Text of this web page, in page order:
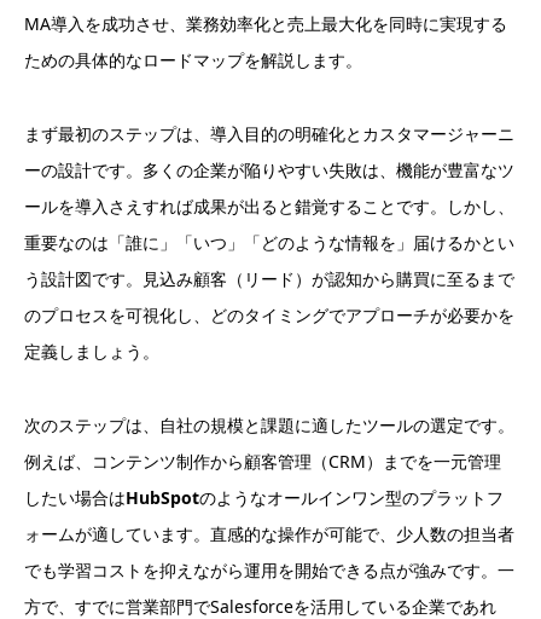
MA導入を成功させ、業務効率化と売上最大化を同時に実現する
ための具体的なロードマップを解説します。
まず最初のステップは、導入目的の明確化とカスタマージャーニ
ーの設計です。多くの企業が陥りやすい失敗は、機能が豊富なツ
ールを導入さえすれば成果が出ると錯覚することです。しかし、
重要なのは「誰に」「いつ」「どのような情報を」届けるかとい
う設計図です。見込み顧客（リード）が認知から購買に至るまで
のプロセスを可視化し、どのタイミングでアプローチが必要かを
定義しましょう。
次のステップは、自社の規模と課題に適したツールの選定です。
例えば、コンテンツ制作から顧客管理（CRM）までを一元管理
したい場合はHubSpotのようなオールインワン型のプラットフ
ォームが適しています。直感的な操作が可能で、少人数の担当者
でも学習コストを抑えながら運用を開始できる点が強みです。一
方で、すでに営業部門でSalesforceを活用している企業であれ